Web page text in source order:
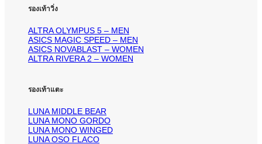
รองเท้าวิ่ง
ALTRA OLYMPUS 5 – MEN
ASICS MAGIC SPEED – MEN
ASICS NOVABLAST – WOMEN
ALTRA RIVERA 2 – WOMEN
รองเท้าแตะ
LUNA MIDDLE BEAR
LUNA MONO GORDO
LUNA MONO WINGED
LUNA OSO FLACO